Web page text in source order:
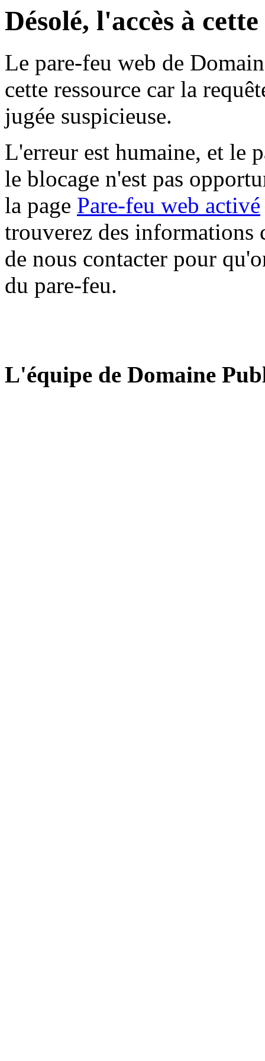
Désolé, l'accès à
Le pare-feu web de
cette ressource car la
jugée suspicieuse.
L'erreur est humaine, et le
le blocage n'est pas
la page Pare-feu web activé
trouverez des informations
de nous contacter pour
du pare-feu.
L'équipe de Domaine